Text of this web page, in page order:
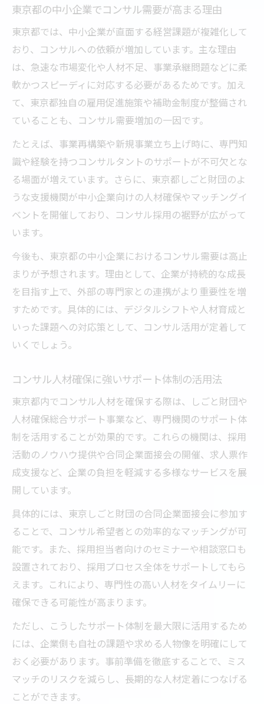
東京都の中小企業でコンサル需要が高まる理由
東京都では、中小企業が直面する経営課題が複雑化して
おり、コンサルへの依頼が増加しています。主な理由
は、急速な市場変化や人材不足、事業承継問題などに柔
軟かつスピーディに対応する必要があるためです。加え
て、東京都独自の雇用促進施策や補助金制度が整備され
ていることも、コンサル需要増加の一因です。
たとえば、事業再構築や新規事業立ち上げ時に、専門知
識や経験を持つコンサルタントのサポートが不可欠とな
る場面が増えています。さらに、東京都しごと財団のよ
うな支援機関が中小企業向けの人材確保やマッチングイ
ベントを開催しており、コンサル採用の裾野が広がって
います。
今後も、東京都の中小企業におけるコンサル需要は高止
まりが予想されます。理由として、企業が持続的な成長
を目指す上で、外部の専門家との連携がより重要性を増
すためです。具体的には、デジタルシフトや人材育成と
いった課題への対応策として、コンサル活用が定着して
いくでしょう。
コンサル人材確保に強いサポート体制の活用法
東京都内でコンサル人材を確保する際は、しごと財団や
人材確保総合サポート事業など、専門機関のサポート体
制を活用することが効果的です。これらの機関は、採用
活動のノウハウ提供や合同企業面接会の開催、求人票作
成支援など、企業の負担を軽減する多様なサービスを展
開しています。
具体的には、東京しごと財団の合同企業面接会に参加す
ることで、コンサル希望者との効率的なマッチングが可
能です。また、採用担当者向けのセミナーや相談窓口も
設置されており、採用プロセス全体をサポートしてもら
えます。これにより、専門性の高い人材をタイムリーに
確保できる可能性が高まります。
ただし、こうしたサポート体制を最大限に活用するため
には、企業側も自社の課題や求める人物像を明確にして
おく必要があります。事前準備を徹底することで、ミス
マッチのリスクを減らし、長期的な人材定着につなげる
ことができます。